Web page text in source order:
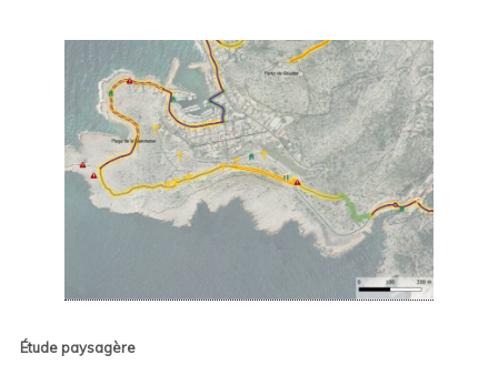
Étude paysagère